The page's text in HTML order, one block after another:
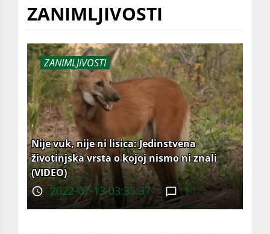
ZANIMLJIVOSTI
ZANIMLJIVOSTI
Nije vuk, nije ni lisica: Jedinstvena
životinjska vrsta o kojoj nismo ni znali
(VIDEO)
2022-07-13 03:35:37 1